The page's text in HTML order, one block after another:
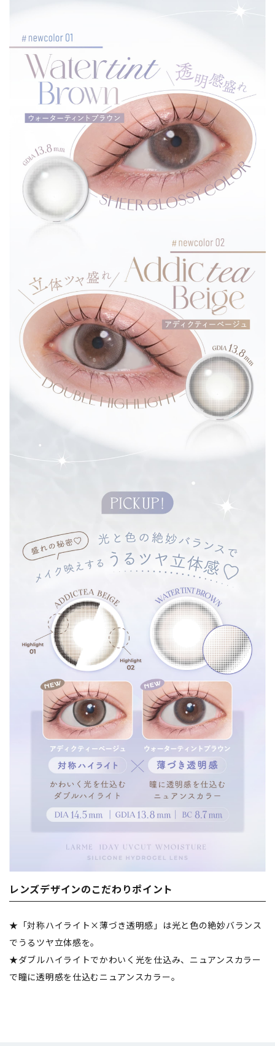
レンズデザインのこだわりポイント
★「対称ハイライト×薄づき透明感」は光と色の絶妙バランス
でうるツヤ立体感を。
★ダブルハイライトでかわいく光を仕込み、ニュアンスカラー
で瞳に透明感を仕込むニュアンスカラー。